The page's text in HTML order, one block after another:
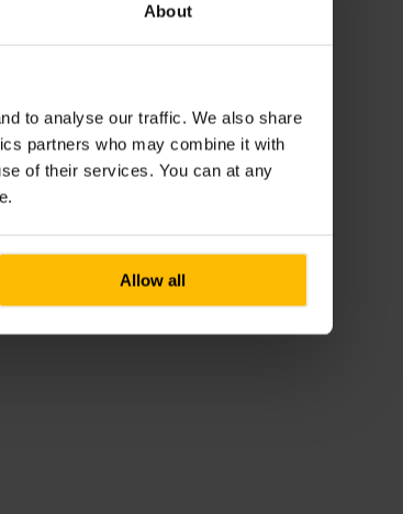
About
to analyse our traffic. We also share
partners who may combine it with
of their services. You can at any
Allow all